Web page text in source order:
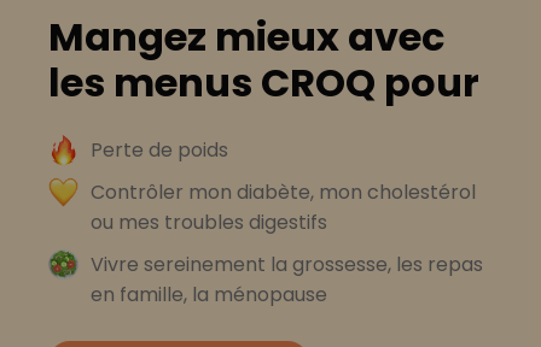
Mangez mieux avec
les menus CROQ pour
Perte de poids
Contrôler mon diabète, mon cholestérol
ou mes troubles digestifs
Vivre sereinement la grossesse, les repas
en famille, la ménopause